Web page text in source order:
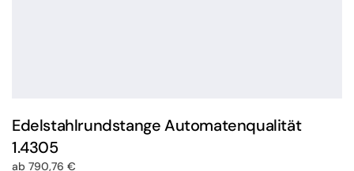
Edelstahlrundstange Automatenqualität
1.4305
ab 790,76 €